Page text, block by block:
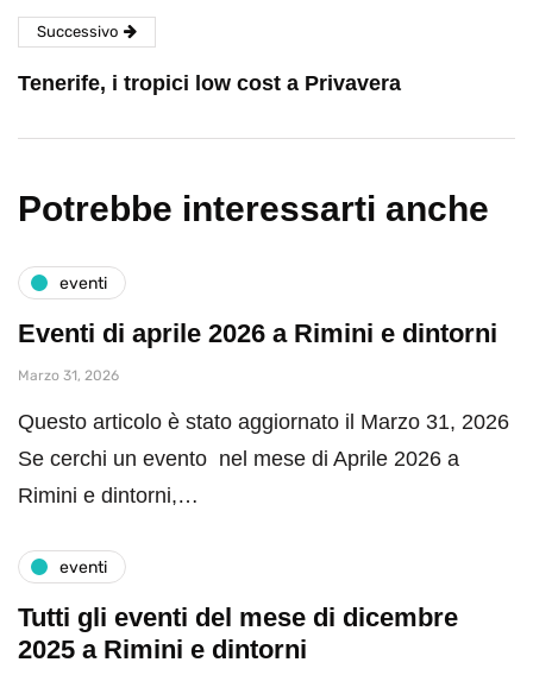
Successivo
Tenerife, i tropici low cost a Privavera
Potrebbe interessarti anche
eventi
Eventi di aprile 2026 a Rimini e dintorni
Marzo 31, 2026
Questo articolo è stato aggiornato il Marzo 31, 2026
Se cerchi un evento nel mese di Aprile 2026 a
Rimini e dintorni,…
eventi
Tutti gli eventi del mese di dicembre
2025 a Rimini e dintorni